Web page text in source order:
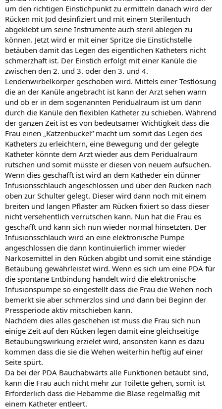
um den richtigen Einstichpunkt zu ermitteln danach wird der
Rücken mit Jod desinfiziert und mit einem Sterilentuch
abgeklebt um seine Instrumente auch steril ablegen zu
können. Jetzt wird er mit einer Spritze die Einstichstelle
betäuben damit das Legen des eigentlichen Katheters nicht
schmerzhaft ist. Der Einstich erfolgt mit einer Kanüle die
zwischen den 2. und 3. oder den 3. und 4.
Lendenwirbelkörper geschoben wird. Mittels einer Testlösung
die an der Kanüle angebracht ist kann der Arzt sehen wann
und ob er in dem sogenannten Peridualraum ist um dann
durch die Kanüle den flexiblen Katheter zu schieben. Während
der ganzen Zeit ist es von bedeutsamer Wichtigkeit dass die
Frau einen „Katzenbuckel“ macht um somit das Legen des
Katheters zu erleichtern, eine Bewegung und der gelegte
Katheter könnte dem Arzt wieder aus dem Peridualraum
rutschen und somit müsste er diesen von neuem aufsuchen.
Wenn dies geschafft ist wird an dem Katheder ein dünner
Infusionsschlauch angeschlossen und über den Rücken nach
oben zur Schulter gelegt. Dieser wird dann noch mit einem
breiten und langen Pflaster am Rücken fixiert so dass dieser
nicht versehentlich verrutschen kann. Nun hat die Frau es
geschafft und kann sich nun wieder normal hinsetzten. Der
Infusionsschlauch wird an eine elektronische Pumpe
angeschlossen die dann kontinuierlich immer wieder
Narkosemittel in den Rücken abgibt und somit eine ständige
Betäubung gewährleistet wird. Wenn es sich um eine PDA für
die spontane Entbindung handelt wird die elektronische
Infusionspumpe so eingestellt dass die Frau die Wehen noch
bemerkt sie aber schmerzlos sind und dann bei Beginn der
Pressperiode aktiv mitschieben kann.
Nachdem dies alles geschehen ist muss die Frau sich nun
einige Zeit auf den Rücken legen damit eine gleichseitige
Betäubungswirkung erzielet wird, ansonsten kann es dazu
kommen dass die sie die Wehen weiterhin heftig auf einer
Seite spürt.
Da bei der PDA Bauchabwärts alle Funktionen betäubt sind,
kann die Frau auch nicht mehr zur Toilette gehen, somit ist
Erforderlich dass die Hebamme die Blase regelmäßig mit
einem Katheter entleert.